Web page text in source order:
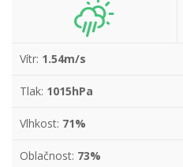
Vítr: 1.54m/s
Tlak: 1015hPa
Vlhkost: 71%
Oblačnost: 73%